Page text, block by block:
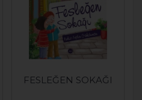
FESLEĞEN SOKAĞI